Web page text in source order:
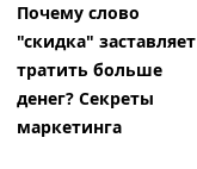
Почему слово
"скидка" заставляет
тратить больше
денег? Секреты
маркетинга